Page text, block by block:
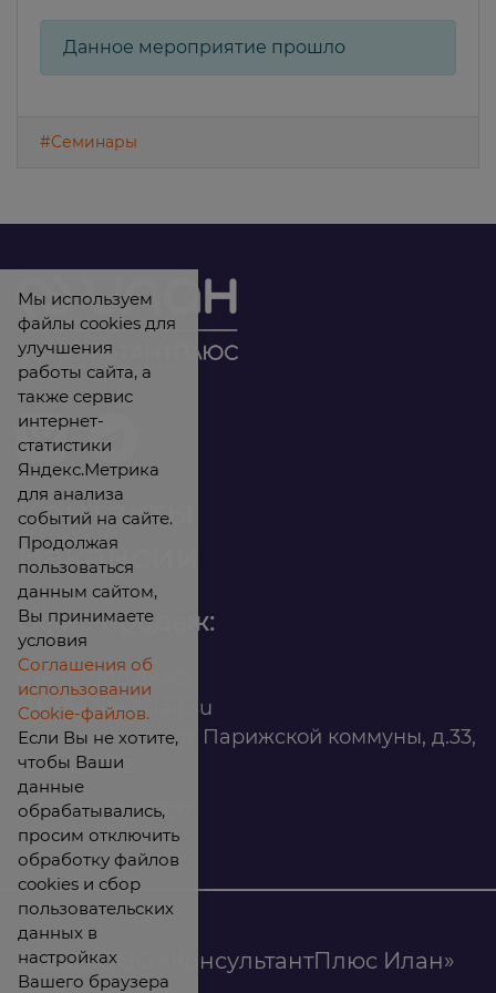
Данное мероприятие прошло
#Семинары
Контакты
Вакансии
Офис продаж:
infomarket@ilan.su
г. Красноярск, ул. Парижской коммуны, д.33,
помещ. 302
ИНН: 2465263327
© 2026 ООО «КонсультантПлюс Илан»
Мы используем
файлы cookies для
улучшения
работы сайта, а
также сервис
интернет-
статистики
Яндекс.Метрика
для анализа
событий на сайте.
Продолжая
пользоваться
данным сайтом,
Вы принимаете
условия
Соглашения об
использовании
Cookie-файлов.
Если Вы не хотите,
чтобы Ваши
данные
обрабатывались,
просим отключить
обработку файлов
cookies и сбор
пользовательских
данных в
настройках
Вашего браузера